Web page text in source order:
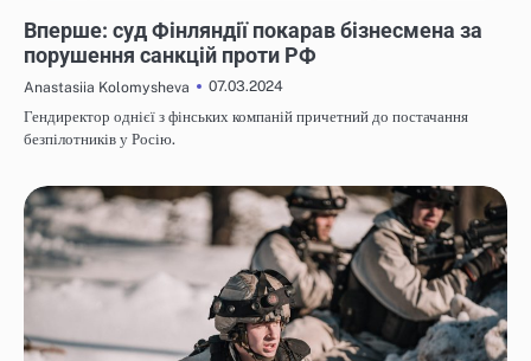
Вперше: суд Фінляндії покарав бізнесмена за
порушення санкцій проти РФ
Anastasiia Kolomysheva
07.03.2024
Гендиректор однієї з фінських компаній причетний до постачання
безпілотників у Росію.